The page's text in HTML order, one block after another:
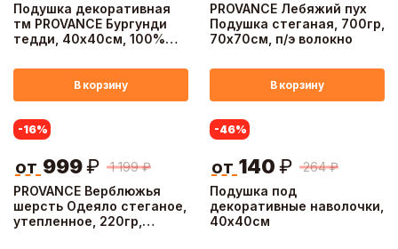
Подушка декоративная
тм PROVANCE Бургунди
тедди, 40х40см, 100%
В корзину
PROVANCE Лебяжий пух
Подушка стеганая, 700гр,
70х70см, п/э волокно
В корзину
PROVANCE Верблюжья
шерсть Одеяло стеганое,
утепленное, 220гр,
-16%
1 199 ₽
от 999₽
Подушка под
декоративные наволочки,
40х40см
-46%
264 ₽
от 140 ₽